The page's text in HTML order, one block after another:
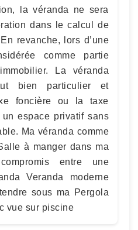
la véranda ne sera
dans le calcul de
revanche, lors d’une
comme partie
La véranda
bien particulier et
foncière ou la taxe
espace privatif sans
Ma véranda comme
à manger dans ma
entre une
Veranda moderne
sous ma Pergola
vue sur piscine